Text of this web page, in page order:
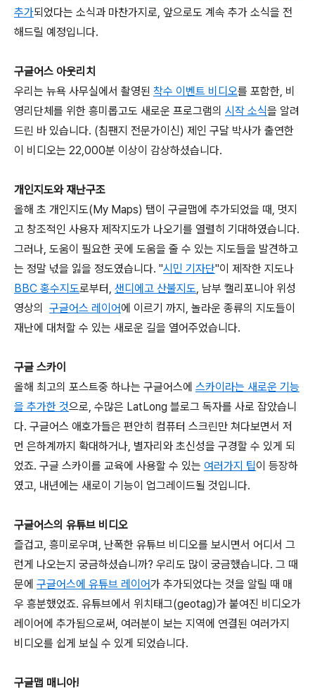
추가되었다는 소식과 마찬가지로, 앞으로도 계속 추가 소식을 전
해드릴 예정입니다.
구글어스 아웃리치
우리는 뉴욕 사무실에서 촬영된 착수 이벤트 비디오를 포함한, 비
영리단체를 위한 흥미롭고도 새로운 프로그램의 시작 소식을 알려
드린 바 있습니다. (침팬지 전문가이신) 제인 구달 박사가 출연한
이 비디오는 22,000분 이상이 감상하셨습니다.
개인지도와 재난구조
올해 초 개인지도(My Maps) 탭이 구글맵에 추가되었을 때, 멋지
고 창조적인 사용자 제작지도가 나오기를 열렬히 기대하였습니다.
그러나, 도움이 필요한 곳에 도움을 줄 수 있는 지도들을 발견하고
는 정말 넋을 잃을 정도였습니다. "시민 기자단"이 제작한 지도나
BBC 홍수지도로부터, 샌디에고 산불지도, 남부 캘리포니아 위성
영상의 구글어스 레이어에 이르기 까지, 놀라운 종류의 지도들이
재난에 대처할 수 있는 새로운 길을 열어주었습니다.
구글 스카이
올해 최고의 포스트중 하나는 구글어스에 스카이라는 새로운 기능
을 추가한 것으로, 수많은 LatLong 블로그 독자를 사로 잡았습니
다. 구글어스 애호가들은 편안히 컴퓨터 스크린만 쳐다보면서 저
먼 은하계까지 확대하거나, 별자리와 초신성을 구경할 수 있게 되
었죠. 구글 스카이를 교육에 사용할 수 있는 여러가지 팁이 등장하
였고, 내년에는 새로이 기능이 업그레이드될 것입니다.
구글어스의 유튜브 비디오
즐겁고, 흥미로우며, 난폭한 유튜브 비디오를 보시면서 어디서 그
런게 나오는지 궁금하셨습니까? 우리도 많이 궁금했습니다. 그 때
문에 구글어스에 유튜브 레이어가 추가되었다는 것을 알릴 때 매
우 흥분했었죠. 유튜브에서 위치태그(geotag)가 붙여진 비디오가
레이어에 추가됨으로써, 여러분이 보는 지역에 연결된 여러가지
비디오를 쉽게 보실 수 있게 되었습니다.
구글맵 매니아!